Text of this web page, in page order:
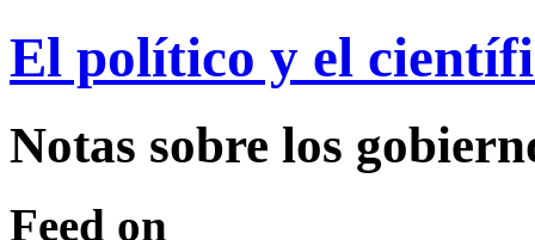
El político y el
Notas sobre los
Feed on